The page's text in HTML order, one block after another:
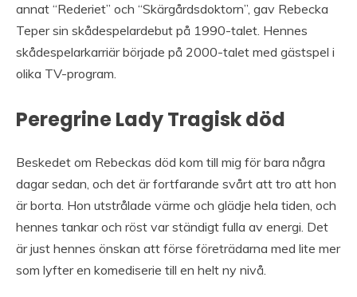
annat “Rederiet” och “Skärgårdsdoktorn”, gav Rebecka
Teper sin skådespelardebut på 1990-talet. Hennes
skådespelarkarriär började på 2000-talet med gästspel i
olika TV-program.
Peregrine Lady Tragisk död
Beskedet om Rebeckas död kom till mig för bara några
dagar sedan, och det är fortfarande svårt att tro att hon
är borta. Hon utstrålade värme och glädje hela tiden, och
hennes tankar och röst var ständigt fulla av energi. Det
är just hennes önskan att förse företrädarna med lite mer
som lyfter en komediserie till en helt ny nivå.